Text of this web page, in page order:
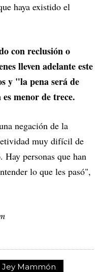
haya existido el
con reclusión o
lleven adelante este
y "la pena será de
menor de trece.
negación de la
muy difícil de
personas que han
lo que les pasó",
Jey Mammón